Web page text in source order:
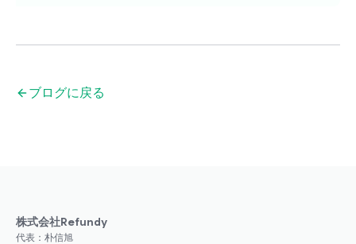
ブログに戻る
株式会社Refundy
代表：朴信旭